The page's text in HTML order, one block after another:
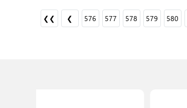
❮❮ ❮ 576 577 578 579 580